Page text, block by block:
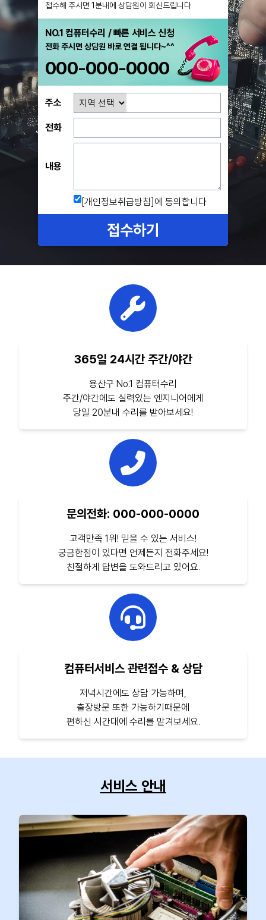
접수해 주시면 1분내에 상담원이 회신드립니다
NO.1 컴퓨터수리 / 빠른 서비스 신청
전화 주시면 상담원 바로 연결 됩니다~^^
000-000-0000
주소
전화
내용
[개인정보취급방침] 에 동의합니다
접수하기
365일 24시간 주간/야간
용산구 No.1 컴퓨터수리
주간/야간에도 실력있는 엔지니어에게
당일 20분내 수리를 받아보세요!
문의전화: 000-000-0000
고객만족 1위! 믿을 수 있는 서비스!
궁금한점이 있다면 언제든지 전화주세요!
친절하게 답변을 도와드리고 있어요.
컴퓨터서비스 관련접수 & 상담
저녁시간에도 상담 가능하며,
출장방문 또한 가능하기때문에
편하신 시간대에 수리를 맡겨보세요.
서비스 안내